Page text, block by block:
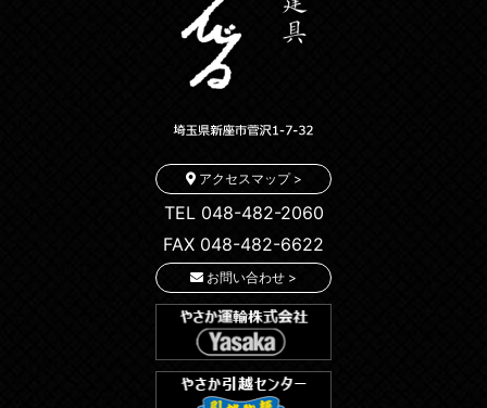
アクセスマップ >
TEL 048-482-2060
FAX 048-482-6622
お問い合わせ >